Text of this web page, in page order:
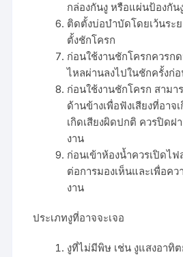
กล่องกันงู หรือแผ่นป้องกัน
ติดตั้งบ่อบำบัดโดยเว้นระ
ตั้งชักโครก
ก่อนใช้งานชักโครกควรก
ไหลผ่านลงไปในชักครั้งก่อ
ก่อนใช้งานชักโครก สามา
ด้านข้างเพื่อฟังเสียงที่อา
เกิดเสียงผิดปกติ ควรปิดฝ
งาน
ก่อนเข้าห้องน้ำควรเปิดไฟ
ต่อการมองเห็นและเพื่อค
งาน
ประเภทงูที่อาจจะเจอ
งูที่ไม่มีพิษ เช่น งูแสงอาทิ